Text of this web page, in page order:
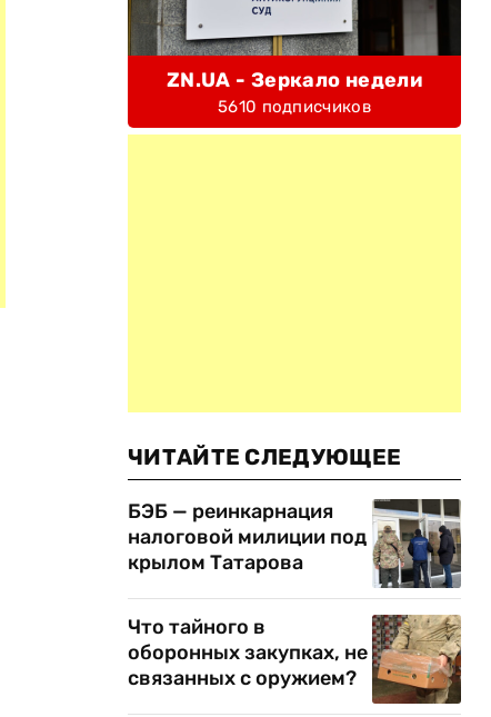
ZN.UA - Зеркало недели
5610 подписчиков
ЧИТАЙТЕ СЛЕДУЮЩЕЕ
БЭБ — реинкарнация
налоговой милиции под
крылом Татарова
Что тайного в
оборонных закупках, не
связанных с оружием?